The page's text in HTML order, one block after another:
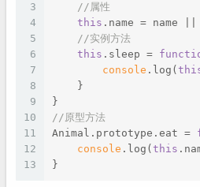
3
4
5
6
7
8
9
10
11
12
13
//属性
this .name = name ||
//实例方法
this .sleep =
console .log(
    }
}
//原型方法
Animal.prototype.eat =
console .log( this
}